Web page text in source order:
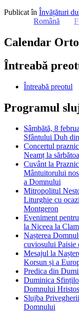
Publicat în Învățături
Română
Calendar
Întreabă
Întreabă preotul
Programul
Sâmbătă, 8
Sfântului Duh
Concertul
Neamț la
Cuvânt la
Mântuitorului
a Domnului
Mitropolitul
Liturghie cu
Montgeron
Eveniment
la Niceea la
Nașterea
cuviosului Paisie
Mesajul la
Korsun și a
Predica din
Duminica
Domnului Hristos
Slujba
Domnului